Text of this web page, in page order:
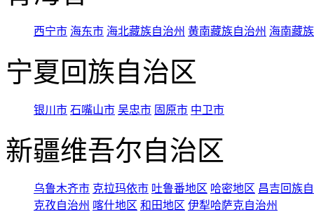
西宁市 海东市 海北藏族自治州 黄南藏族自治州 海南藏
宁夏回族自治区
银川市 石嘴山市 吴忠市 固原市 中卫市
新疆维吾尔自治区
乌鲁木齐市 克拉玛依市 吐鲁番地区 哈密地区 昌吉回族
克孜自治州 喀什地区 和田地区 伊犁哈萨克自治州